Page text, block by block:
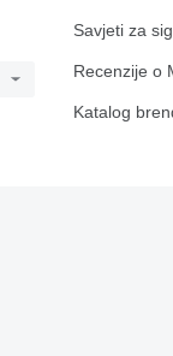
Savjeti za
Recenzije o
Katalog